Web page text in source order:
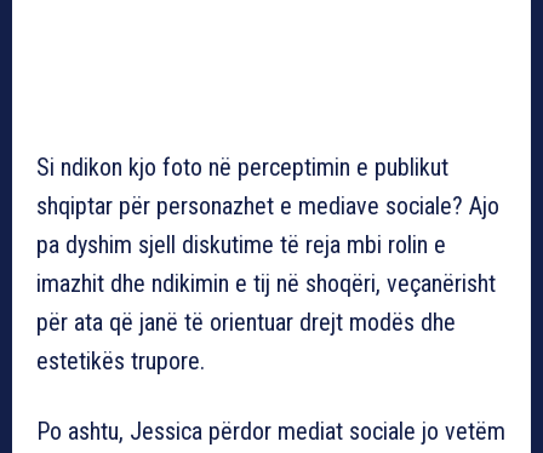
Si ndikon kjo foto në perceptimin e publikut
shqiptar për personazhet e mediave sociale? Ajo
pa dyshim sjell diskutime të reja mbi rolin e
imazhit dhe ndikimin e tij në shoqëri, veçanërisht
për ata që janë të orientuar drejt modës dhe
estetikës trupore.
Po ashtu, Jessica përdor mediat sociale jo vetëm